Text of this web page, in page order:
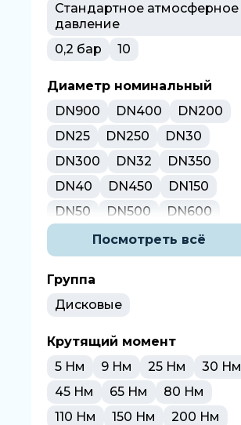
Стандартное атмосферное
давление
0,2 бар
10
Диаметр номинальный
DN900
DN400
DN200
DN25
DN250
DN30
DN300
DN32
DN350
DN40
DN450
DN150
DN50
DN500
DN600
DN700
DN80
DN800
DN90
DN20
DN125
DN100
1"
2 1/2"
3" 4" 25
65
80 100 мм
100
150 мм
200 мм
250 мм
300 мм
400 мм
Посмотреть всё
Группа
Дисковые
Крутящий момент
5 Нм
9 Нм 25 Нм
30 Нм
45 Нм
65 Нм
80 Нм
110 Нм
150 Нм
200 Нм